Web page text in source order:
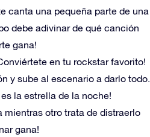
canta una pequeña parte de una
debe adivinar de qué canción
gana!
en tu rockstar favorito!
y sube al escenario a darlo todo.
la estrella de la noche!
mientras otro trata de distraerlo
gana!